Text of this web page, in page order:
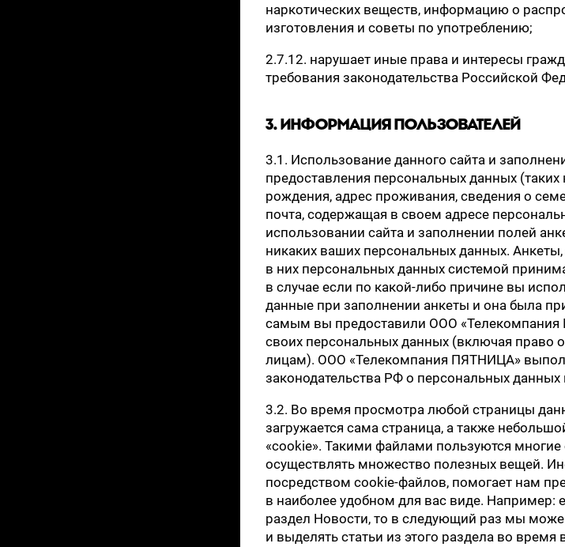
наркотических веществ, информацию о
изготовления и советы по употреблению;
2.7.12. нарушает иные права и интересы
требования законодательства Российской
3. ИНФОРМАЦИЯ ПОЛЬЗОВАТЕЛЕЙ
3.1. Использование данного сайта и
предоставления персональных данных
рождения, адрес проживания, сведения о
почта, содержащая в своем адресе
использовании сайта и заполнении полей
никаких ваших персональных данных.
в них персональных данных системой
в случае если по какой-либо причине вы
данные при заполнении анкеты и она была
самым вы предоставили ООО «Телекомпания
своих персональных данных (включая право
лицам). ООО «Телекомпания ПЯТНИЦА»
законодательства РФ о персональных данных
3.2. Во время просмотра любой страницы
загружается сама страница, а также
«cookie». Такими файлами пользуются
осуществлять множество полезных вещей.
посредством cookie-файлов, помогает нам
в наиболее удобном для вас виде. Например:
раздел Новости, то в следующий раз мы
и выделять статьи из этого раздела во